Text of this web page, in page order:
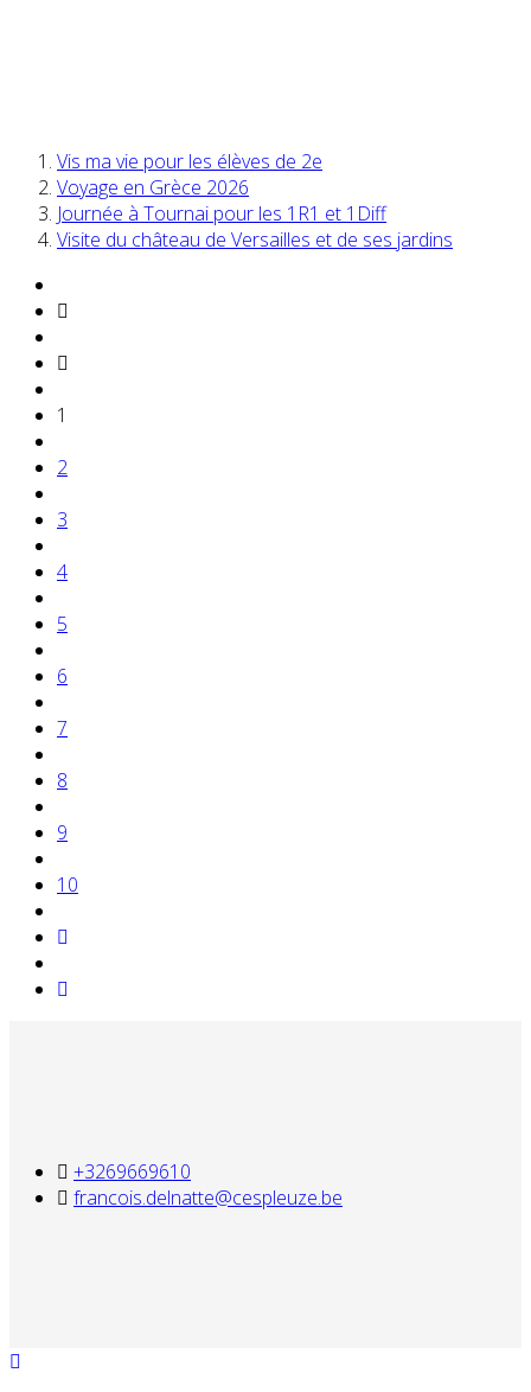
Vis ma vie pour les élèves de 2e
Voyage en Grèce 2026
Journée à Tournai pour les 1R1 et 1Diff
Visite du château de Versailles et de ses jardins
1
2
3
4
5
6
7
8
9
10
+3269669610
francois.delnatte@cespleuze.be